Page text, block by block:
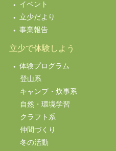
イベント
立少だより
事業報告
立少で体験しよう
体験プログラム
登山系
キャンプ・炊事系
自然・環境学習
クラフト系
仲間づくり
冬の活動